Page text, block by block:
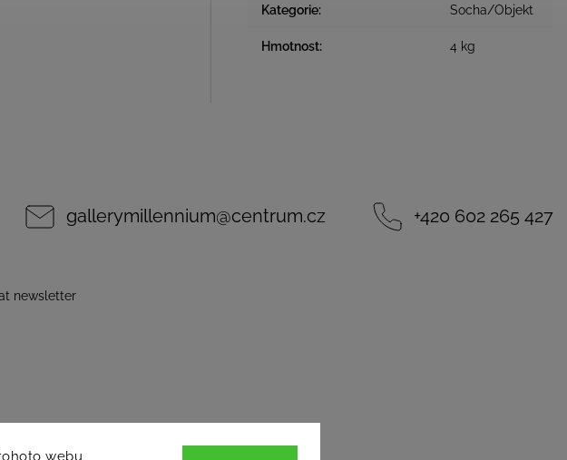
webu
Kategorie: Socha/Objekt
Hmotnost: 4 kg
gallerymillennium@centrum.cz +420 602 265 427
newsletter